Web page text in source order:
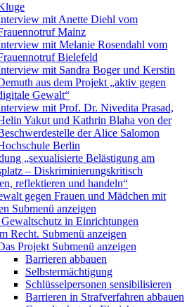
mit Anette Diehl vom
Mainz
mit Melanie Rosendahl vom
Bielefeld
mit Sandra Boger und Kerstin
aus dem Projekt „aktiv gegen
Gewalt“
mit Prof. Dr. Nivedita Prasad,
Yakut und Kathrin Blaha von der
der Alice Salomon
Berlin
„sexualisierte Belästigung am
– Diskriminierungskritisch
reflektieren und handeln“
gegen Frauen und Mädchen mit
Submenü anzeigen
Gewaltschutz in Einrichtungen
Recht. Submenü anzeigen
Projekt Submenü anzeigen
Barrieren abbauen
Selbstermächtigung
Schlüsselpersonen sensibilisieren
Barrieren in Strafverfahren abbauen